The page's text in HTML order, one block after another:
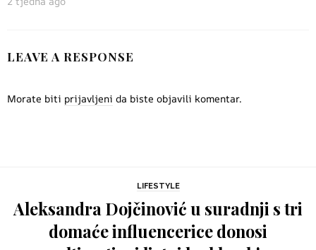
LEAVE A RESPONSE
Morate biti prijavljeni da biste objavili komentar.
LIFESTYLE
Aleksandra Dojčinović u suradnji s tri
domaće influencerice donosi